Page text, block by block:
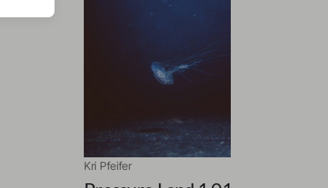
Kri Pfeifer